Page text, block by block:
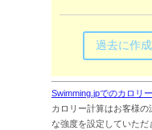
過去に作
Swimming.jpでのカロリ
カロリー計算はお客様
な強度を設定していた